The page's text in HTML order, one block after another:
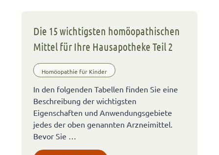
Die 15 wichtigsten homöopathischen
Mittel für Ihre Hausapotheke Teil 2
Homöopathie für Kinder
In den folgenden Tabellen finden Sie eine
Beschreibung der wichtigsten
Eigenschaften und Anwendungsgebiete
jedes der oben genannten Arzneimittel.
Bevor Sie …